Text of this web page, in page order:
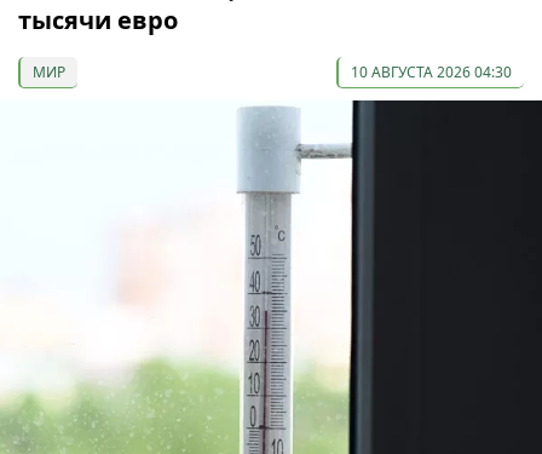
тысячи евро
МИР 10 АВГУСТА 2026 04:30